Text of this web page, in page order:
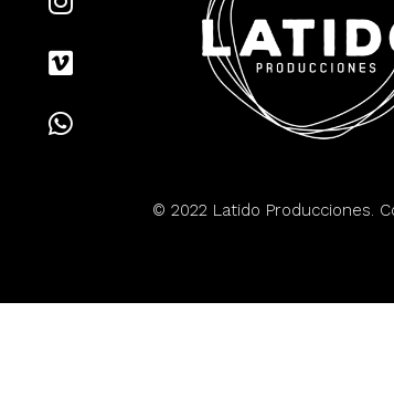
© 2022 Latido Producciones.